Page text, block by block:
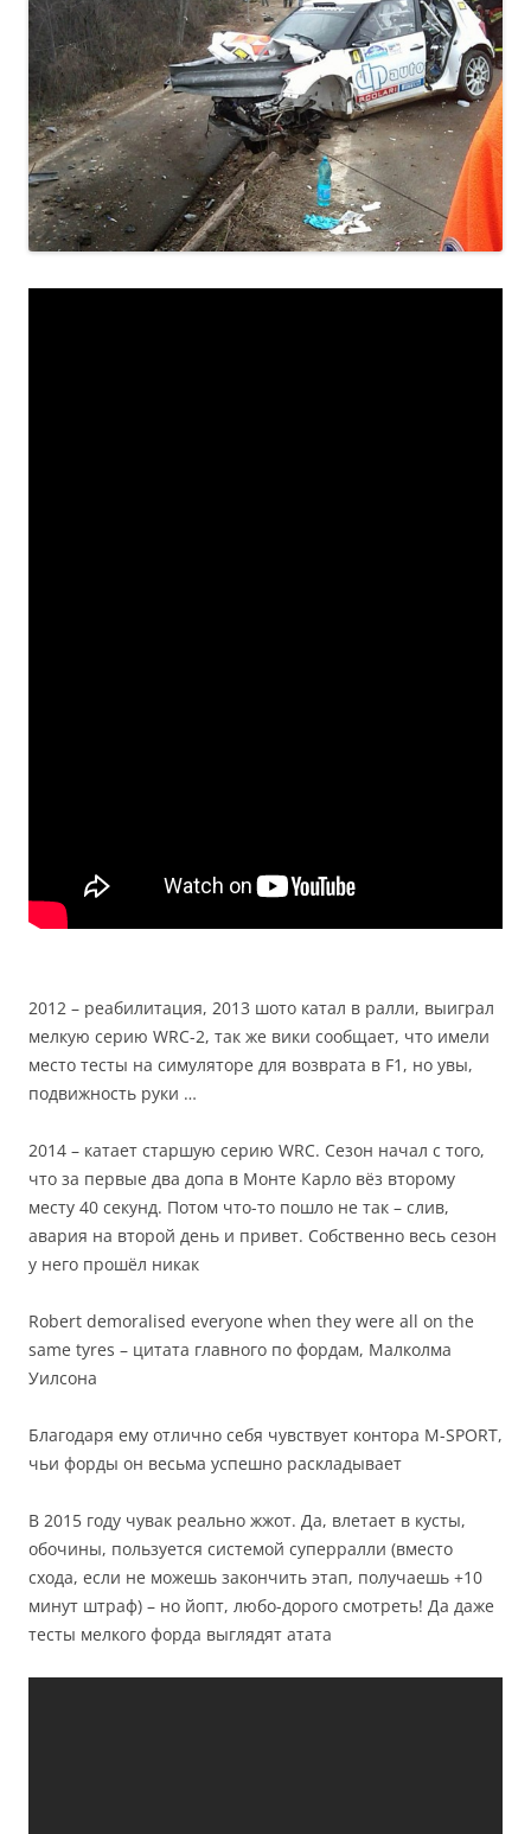
2012 – реабилитация, 2013 шото катал в ралли, выиграл
мелкую серию WRC-2, так же вики сообщает, что имели
место тесты на симуляторе для возврата в F1, но увы,
подвижность руки …
2014 – катает старшую серию WRC. Сезон начал с того,
что за первые два допа в Монте Карло вёз второму
месту 40 секунд. Потом что-то пошло не так – слив,
авария на второй день и привет. Собственно весь сезон
у него прошёл никак
Robert demoralised everyone when they were all on the
same tyres – цитата главного по фордам, Малколма
Уилсона
Благодаря ему отлично себя чувствует контора M-SPORT,
чьи форды он весьма успешно раскладывает
В 2015 году чувак реально жжот. Да, влетает в кусты,
обочины, пользуется системой суперралли (вместо
схода, если не можешь закончить этап, получаешь +10
минут штраф) – но йопт, любо-дорого смотреть! Да даже
тесты мелкого форда выглядят атата